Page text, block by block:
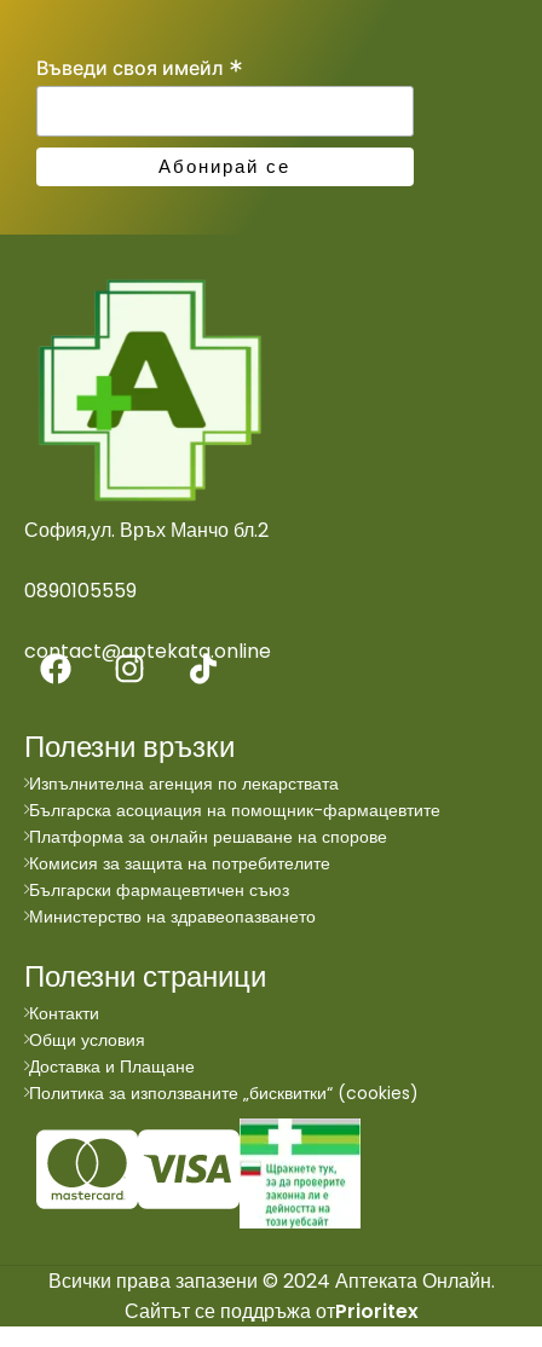
Въведи своя имейл *
София,ул. Връх Манчо бл.2
0890105559
contact@aptekata.online
Полезни връзки
Изпълнителна агенция по лекарствата
Българска асоциация на помощник-фармацевтите
Платформа за онлайн решаване на спорове
Комисия за защита на потребителите
Български фармацевтичен съюз
Министерство на здравеопазването
Полезни страници
Контакти
Общи условия
Доставка и Плащане
Политика за използваните „бисквитки“ (cookies)
Всички права запазени © 2024 Аптеката Онлайн.
Сайтът се поддръжа отPrioritex